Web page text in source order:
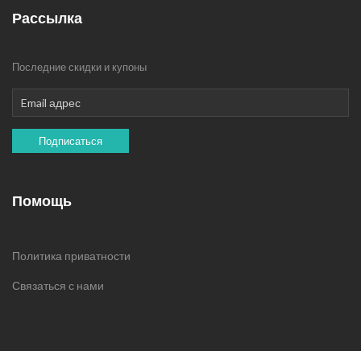
Рассылка
Последние скидки и купоны
Подписаться
Помощь
Политика приватности
Связаться с нами